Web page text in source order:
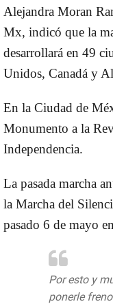
Alejandra Moran
Mx, indicó que la
desarrollará en 49
Unidos, Canadá y
En la Ciudad de
Monumento a la
Independencia.
La pasada marcha
la Marcha del
pasado 6 de mayo
Por esto y
ponerle